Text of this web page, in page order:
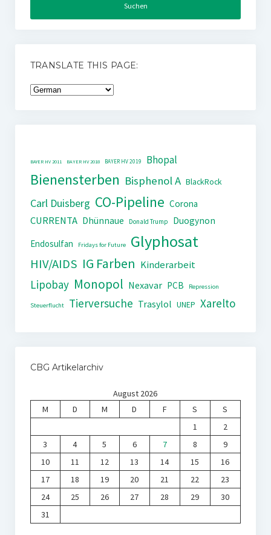
TRANSLATE THIS PAGE:
BAYER HV 2011 BAYER HV 2018 BAYER HV 2019 Bhopal
Bienensterben Bisphenol A BlackRock
Carl Duisberg CO-Pipeline Corona
CURRENTA Dhünnaue Donald Trump
Duogynon
Endosulfan
Fridays for Future Glyphosat
HIV/AIDS IG Farben Kinderarbeit
Lipobay Monopol Nexavar PCB Repression
Steuerflucht Tierversuche Trasylol UNEP Xarelto
CBG Artikelarchiv
August 2026
M
D M D F S
S
1
2
3
4 5 6 7 8
9
10
11 12 13 14 15
16
17
18 19 20 21 22
23
24
25 26 27 28 29
30
31